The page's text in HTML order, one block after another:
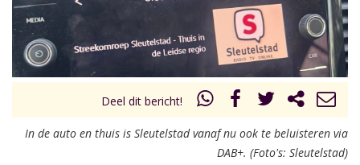
Deel dit bericht!
In de auto en thuis is Sleutelstad vanaf nu ook te beluisteren via
DAB+. (Foto's: Sleutelstad)